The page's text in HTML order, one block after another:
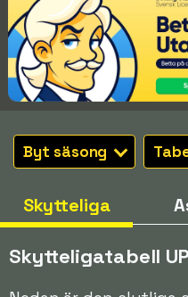
Byt säsong
Skytteliga
Skytteligatabell